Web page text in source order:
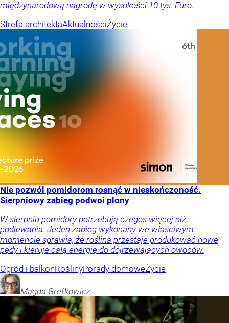
międzynarodową nagrodę w wysokości 10 tys. Euro.
Strefa architektaAktualnościŻycie
Nie pozwól pomidorom rosnąć w nieskończoność.
Sierpniowy zabieg podwoi plony
W sierpniu pomidory potrzebują czegoś więcej niż
podlewania. Jeden zabieg wykonany we właściwym
momencie sprawia, że roślina przestaje produkować nowe
pędy i kieruje całą energię do dojrzewających owoców.
Ogród i balkonRoślinyPorady domoweŻycie
Magda Grefkowicz